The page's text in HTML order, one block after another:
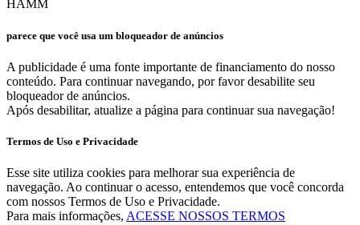
HAMM
parece que você usa um bloqueador de anúncios
A publicidade é uma fonte importante de financiamento do nosso
conteúdo. Para continuar navegando, por favor desabilite seu
bloqueador de anúncios.
Após desabilitar, atualize a página para continuar sua navegação!
Termos de Uso e Privacidade
Esse site utiliza cookies para melhorar sua experiência de
navegação. Ao continuar o acesso, entendemos que você concorda
com nossos Termos de Uso e Privacidade.
Para mais informações, ACESSE NOSSOS TERMOS